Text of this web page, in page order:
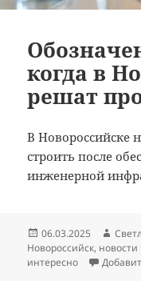
когда в
решат
В Новороссийске
строить после
инженерной
Опубликовано
06.03.2025 Автор
Новороссийск, новости
интересно